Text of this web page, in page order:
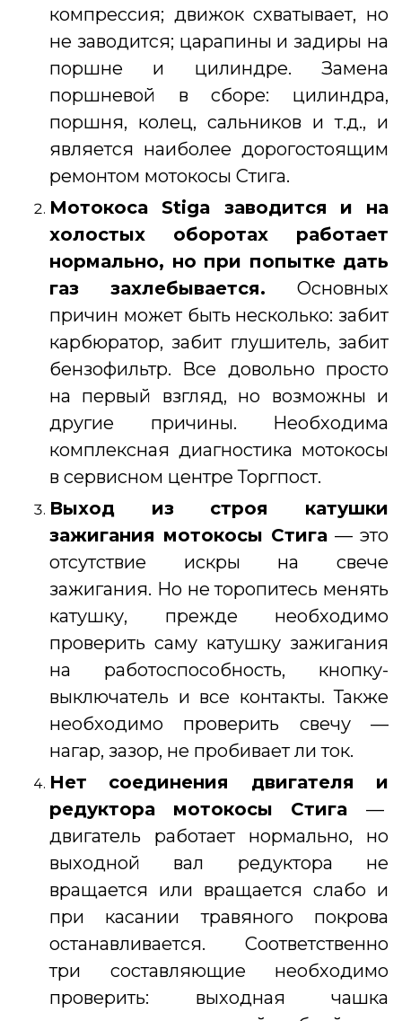
компрессия; движок схватывает, но
не заводится; царапины и задиры на
поршне и цилиндре. Замена
поршневой в сборе: цилиндра,
поршня, колец, сальников и т.д., и
является наиболее дорогостоящим
ремонтом мотокосы Стига.
Мотокоса Stiga заводится и на
холостых оборотах работает
нормально, но при попытке дать
газ захлебывается. Основных
причин может быть несколько: забит
карбюратор, забит глушитель, забит
бензофильтр. Все довольно просто
на первый взгляд, но возможны и
другие причины. Необходима
комплексная диагностика мотокосы
в сервисном центре Торгпост.
Выход из строя катушки
зажигания мотокосы Стига— это
отсутствие искры на свече
зажигания. Но не торопитесь менять
катушку, прежде необходимо
проверить саму катушку зажигания
на работоспособность, кнопку-
выключатель и все контакты. Также
необходимо проверить свечу —
нагар, зазор, не пробивает ли ток.
Нет соединения двигателя и
редуктора
мотокосы Стига—
двигатель работает нормально, но
выходной вал редуктора не
вращается или вращается слабо и
при касании травяного покрова
останавливается. Соответственно
три составляющие необходимо
проверить: выходная чашка